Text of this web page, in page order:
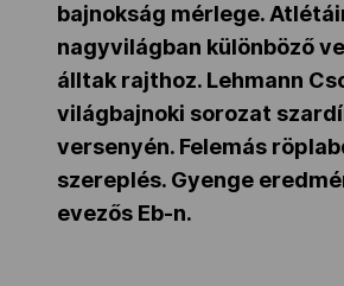
OVEP
Adatbank
bajnokság mérlege.
nagyvilágban különböző
álltak rajthoz. Lehmann
világbajnoki sorozat
versenyén. Felemás
szereplés. Gyenge
evezős Eb-n.